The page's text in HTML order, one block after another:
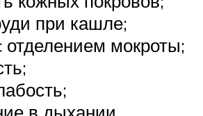
при кашле;
мокроты;